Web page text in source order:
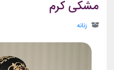
مشکی کرم
زنانه